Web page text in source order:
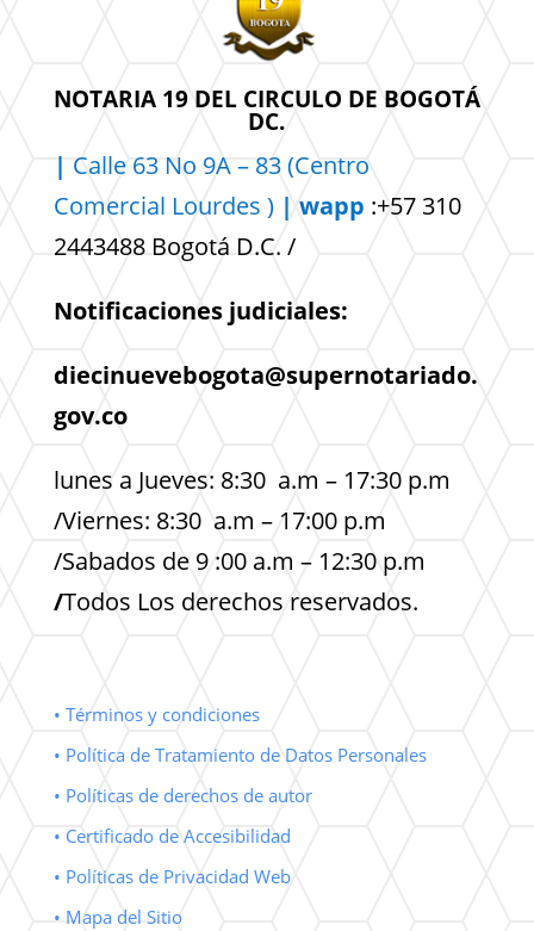
NOTARIA 19 DEL CIRCULO DE BOGOTÁ
DC.
| Calle 63 No 9A – 83 (Centro
Comercial Lourdes ) | wapp :+57 310
2443488 Bogotá D.C. /
Notificaciones judiciales:
diecinuevebogota@supernotariado.
gov.co
lunes a Jueves: 8:30 a.m – 17:30 p.m
/Viernes: 8:30 a.m – 17:00 p.m
/Sabados de 9 :00 a.m – 12:30 p.m
/Todos Los derechos reservados.
• Términos y condiciones
• Política de Tratamiento de Datos Personales
• Políticas de derechos de autor
• Certificado de Accesibilidad
• Políticas de Privacidad Web
• Mapa del Sitio